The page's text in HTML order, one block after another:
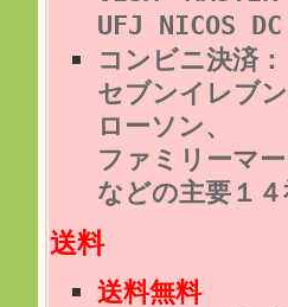
UFJ NICOS DC
コンビニ決済
セブンイレブ
ローソン、
ファミリーマ
などの主要１
送料
送料無料